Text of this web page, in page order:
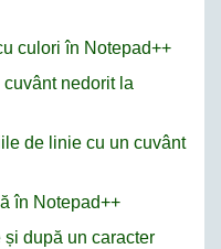
culori în Notepad++
nedorit la
de linie cu un cuvânt
în Notepad++
după un caracter